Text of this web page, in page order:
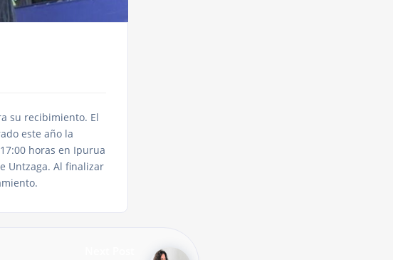
su recibimiento. El
este año la
horas en Ipurua
Untzaga. Al finalizar